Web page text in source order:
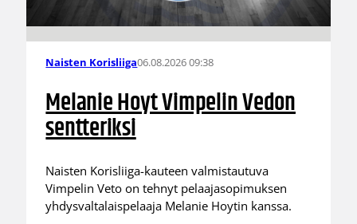
Naisten Korisliiga06.08.2026 09:38
Melanie Hoyt Vimpelin Vedon
sentteriksi
Naisten Korisliiga-kauteen valmistautuva
Vimpelin Veto on tehnyt pelaajasopimuksen
yhdysvaltalaispelaaja Melanie Hoytin kanssa.